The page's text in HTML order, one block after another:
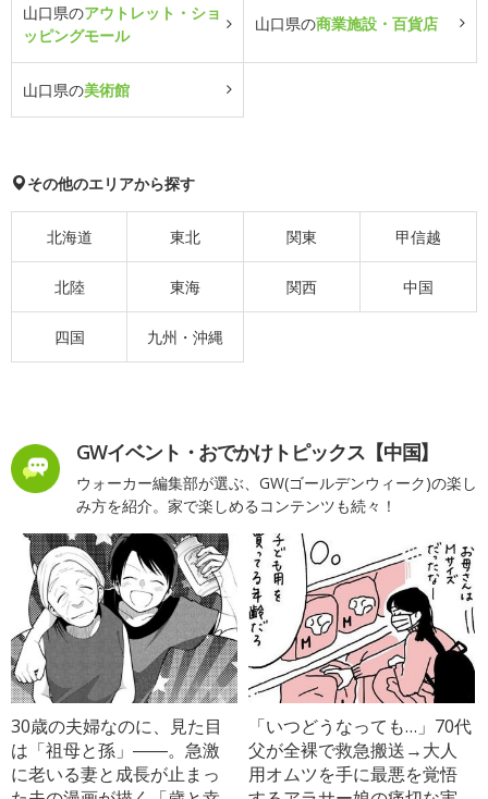
山口県のアウトレット・ショ
ッピングモール
山口県の商業施設・百貨店
山口県の美術館
その他のエリアから探す
北海道 東北 関東 甲信越
北陸 東海 関西 中国
四国 九州・沖縄
GWイベント・おでかけトピックス【中国】
ウォーカー編集部が選ぶ、GW(ゴールデンウィーク)の楽し
み方を紹介。家で楽しめるコンテンツも続々！
30歳の夫婦なのに、見た目
は「祖母と孫」――。急激
に老いる妻と成長が止まっ
「いつどうなっても…」70代
父が全裸で救急搬送→大人
用オムツを手に最悪を覚悟